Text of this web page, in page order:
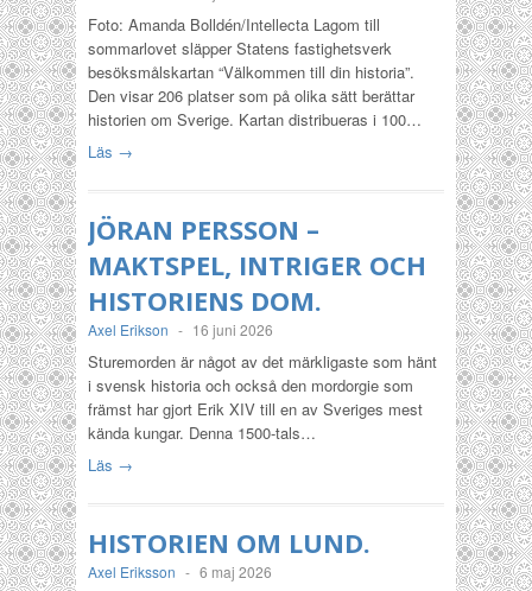
Foto: Amanda Bolldén/Intellecta Lagom till
sommarlovet släpper Statens fastighetsverk
besöksmålskartan “Välkommen till din historia”.
Den visar 206 platser som på olika sätt berättar
historien om Sverige. Kartan distribueras i 100…
Läs →
JÖRAN PERSSON –
MAKTSPEL, INTRIGER OCH
HISTORIENS DOM.
Axel Erikson - 16 juni 2026
Sturemorden är något av det märkligaste som hänt
i svensk historia och också den mordorgie som
främst har gjort Erik XIV till en av Sveriges mest
kända kungar. Denna 1500-tals…
Läs →
HISTORIEN OM LUND.
Axel Eriksson - 6 maj 2026